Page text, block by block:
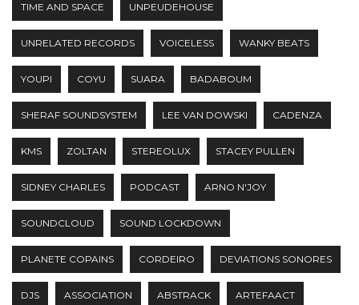
TIME AND SPACE UNPEUDEHOUSE
UNRELATED RECORDS VOICELESS WANKY BEATS
YOUPI COYU SUARA BADABOUM
SHERAF SOUNDSYSTEM LEE VAN DOWSKI CADENZA
KMS ZOLTAN STEREOLUX STACEY PULLEN
SIDNEY CHARLES PODCAST ARNO N'JOY
SOUNDCLOUD SOUND LOCKDOWN
PLANETE COPAINS CORDEIRO DEVIATIONS SONORES
DJS ASSOCIATION ABSTRACK ARTEFAACT